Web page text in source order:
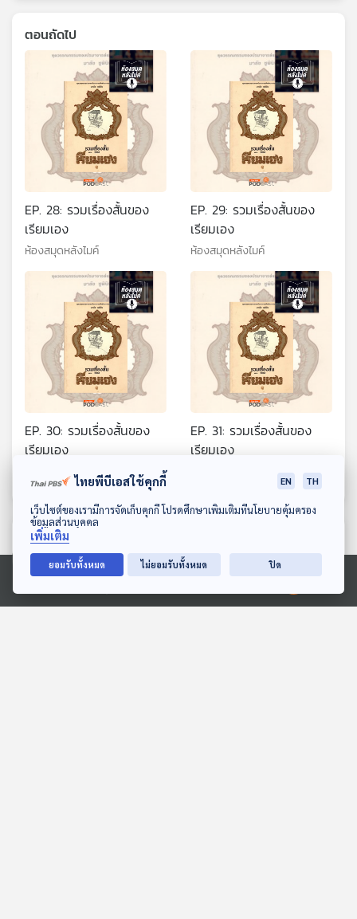
ดาวน์โหลด Thai PBS Podcast Application
Ⓒ 2020 องค์การกระจายเสียงและแพร่ภาพสาธารณะแห่งประเทศไทย
ตอนถัดไป
EP. 28: รวมเรื่องสั้นของ
เรียมเอง
ห้องสมุดหลังไมค์
EP. 29: รวมเรื่องสั้นของ
เรียมเอง
ห้องสมุดหลังไมค์
EP. 30: รวมเรื่องสั้นของ
เรียมเอง
ห้องสมุดหลังไมค์
EP. 31: รวมเรื่องสั้นของ
เรียมเอง
ตอนที่เกี่ยวข้อง
ไทยพีบีเอสใช้คุกกี้ EN TH
เว็บไซต์ของเรามีการจัดเก็บคุกกี้ โปรดศึกษาเพิ่มเติมที่นโยบายคุ้มครอง
ข้อมูลส่วนบุคคล
เพิ่มเติม
ยอมรับทั้งหมด ไม่ยอมรับทั้งหมด ปิด